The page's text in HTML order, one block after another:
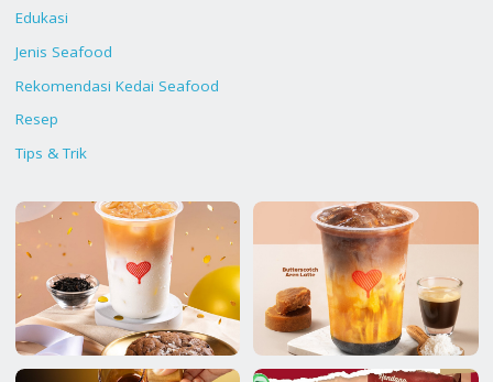
Edukasi
Jenis Seafood
Rekomendasi Kedai Seafood
Resep
Tips & Trik